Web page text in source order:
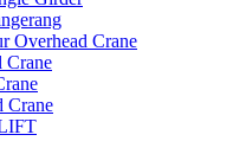
Overhead Crane
Crane
Crane